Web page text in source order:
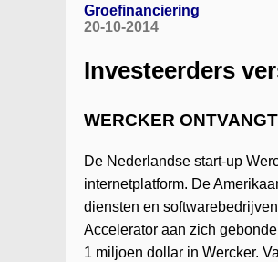
Groefinanciering
20-10-2014
Investeerders
WERCKER
De Nederlandse start-up
internetplatform. De
diensten en
Accelerator aan zich
1 miljoen dollar in Wercker.